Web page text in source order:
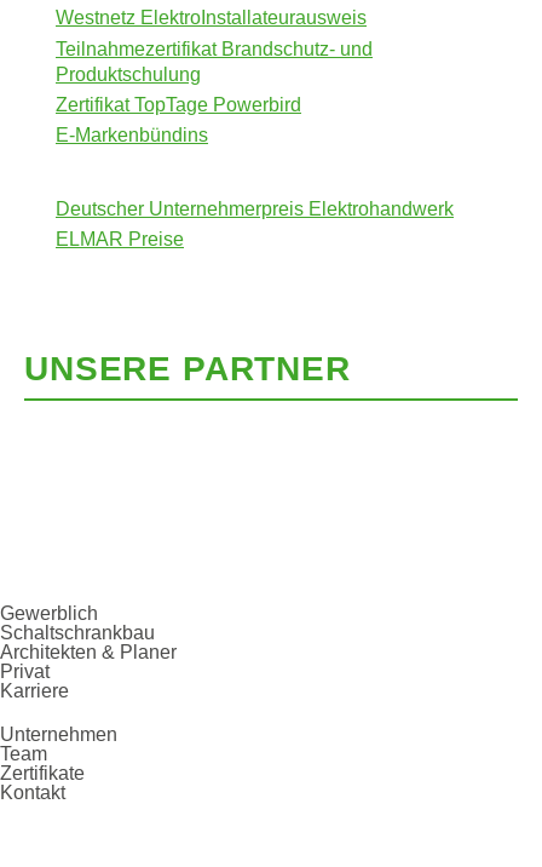
Westnetz ElektroInstallateurausweis
Teilnahmezertifikat Brandschutz- und
Produktschulung
Zertifikat TopTage Powerbird
E-Markenbündins
Deutscher Unternehmerpreis Elektrohandwerk
ELMAR Preise
UNSERE PARTNER
Gewerblich
Schaltschrankbau
Architekten & Planer
Privat
Karriere
Unternehmen
Team
Zertifikate
Kontakt